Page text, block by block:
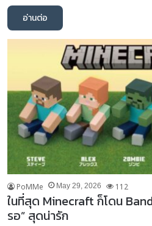
อ่านต่อ
PoMMe May 29, 2026 112
ในที่สุด Minecraft ก็โดน
รอ” สุดน่ารัก